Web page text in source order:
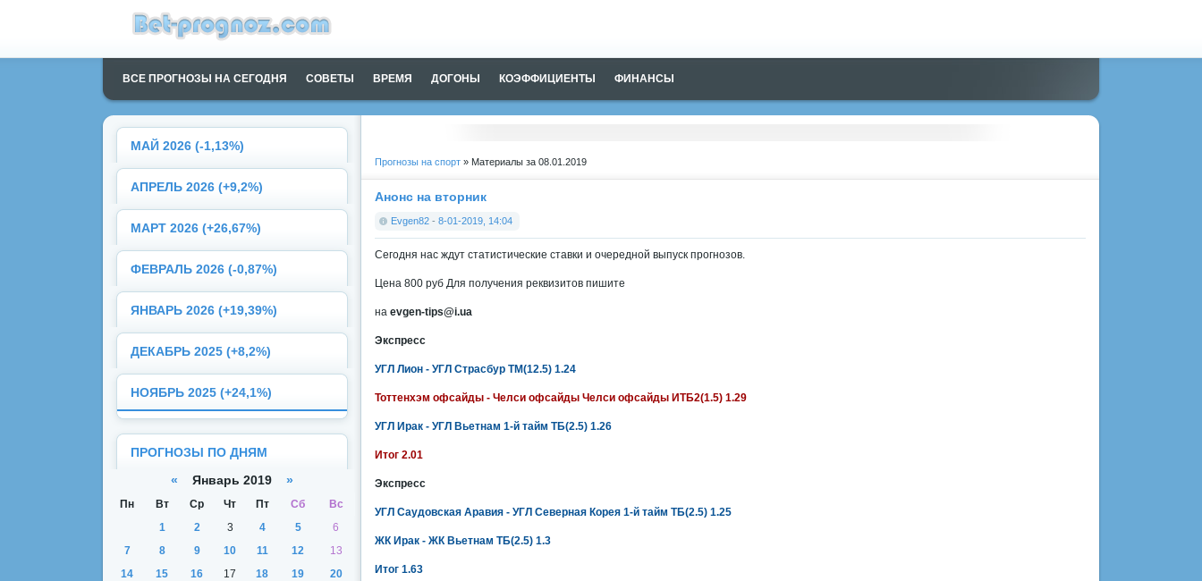
ВСЕ ПРОГНОЗЫ НА СЕГОДНЯ СОВЕТЫ ВРЕМЯ ДОГОНЫ КОЭФФИЦИЕНТЫ ФИНАНСЫ
Прогнозы на спорт » Материалы за 08.01.2019
Анонс на вторник
Evgen82 - 8-01-2019, 14:04
Сегодня нас ждут статистические ставки и очередной выпуск прогнозов.
Цена 800 руб Для получения реквизитов пишите
на evgen-tips@i.ua
Экспресс
УГЛ Лион - УГЛ Страсбур ТМ(12.5) 1.24
Тоттенхэм офсайды - Челси офсайды Челси офсайды ИТБ2(1.5) 1.29
УГЛ Ирак - УГЛ Вьетнам 1-й тайм ТБ(2.5) 1.26
Итог 2.01
Экспресс
УГЛ Саудовская Аравия - УГЛ Северная Корея 1-й тайм ТБ(2.5) 1.25
ЖК Ирак - ЖК Вьетнам ТБ(2.5) 1.3
Итог 1.63
МАЙ 2026 (-1,13%)
АПРЕЛЬ 2026 (+9,2%)
МАРТ 2026 (+26,67%)
ФЕВРАЛЬ 2026 (-0,87%)
ЯНВАРЬ 2026 (+19,39%)
ДЕКАБРЬ 2025 (+8,2%)
НОЯБРЬ 2025 (+24,1%)
ПРОГНОЗЫ ПО ДНЯМ
« Январь 2019 »
Пн Вт Ср Чт Пт Сб
Вс
1
2 3 4 5
6
7
8 9 10 11 12
13
14
15 16 17 18 19
20